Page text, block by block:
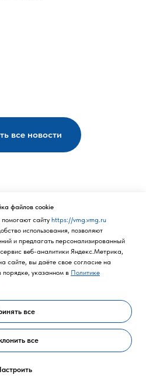
все новости
файлов cookie
сайту https://vmg.vmg.ru
использования, позволяют
и предлагать персонализированный
веб-аналитики Яндекс.Метрика,
сайте, вы даёте свое согласие на
порядке, указанном в Политике
все
все